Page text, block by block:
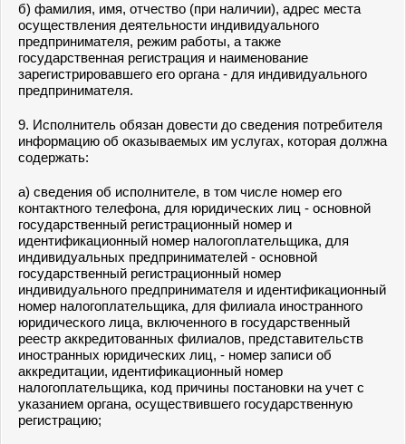
б) фамилия, имя, отчество (при наличии), адрес места
осуществления деятельности индивидуального
предпринимателя, режим работы, а также
государственная регистрация и наименование
зарегистрировавшего его органа - для индивидуального
предпринимателя.
9. Исполнитель обязан довести до сведения потребителя
информацию об оказываемых им услугах, которая должна
содержать:
а) сведения об исполнителе, в том числе номер его
контактного телефона, для юридических лиц - основной
государственный регистрационный номер и
идентификационный номер налогоплательщика, для
индивидуальных предпринимателей - основной
государственный регистрационный номер
индивидуального предпринимателя и идентификационный
номер налогоплательщика, для филиала иностранного
юридического лица, включенного в государственный
реестр аккредитованных филиалов, представительств
иностранных юридических лиц, - номер записи об
аккредитации, идентификационный номер
налогоплательщика, код причины постановки на учет с
указанием органа, осуществившего государственную
регистрацию;